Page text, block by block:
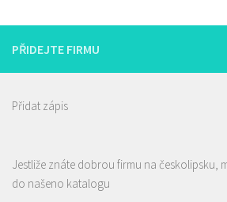
PŘIDEJTE FIRMU
Přidat zápis
Jestliže znáte dobrou firmu na českolipsku,
do našeno katalogu